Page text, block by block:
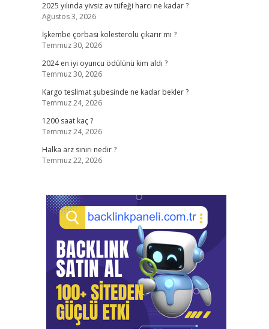
2025 yılında yivsiz av tüfeği harcı ne kadar ?
Ağustos 3, 2026
İşkembe çorbası kolesterolü çıkarır mı ?
Temmuz 30, 2026
2024 en iyi oyuncu ödülünü kim aldı ?
Temmuz 30, 2026
Kargo teslimat şubesinde ne kadar bekler ?
Temmuz 24, 2026
1200 saat kaç ?
Temmuz 24, 2026
Halka arz sınırı nedir ?
Temmuz 22, 2026